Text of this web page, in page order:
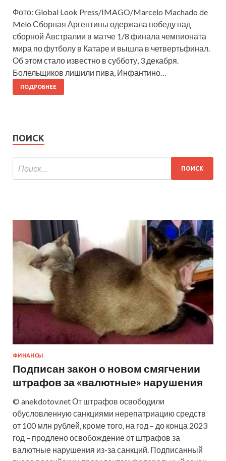
Фото: Global Look Press/IMAGO/Marcelo Machado de
Melo Сборная Аргентины одержала победу над
сборной Австралии в матче 1/8 финала чемпионата
мира по футболу в Катаре и вышла в четвертьфинал.
Об этом стало известно в субботу, 3 декабря.
Болельщиков лишили пива, Инфантино…
ПОДРОБНЕЕ
ПОИСК
ФИНАНСЫ
Подписан закон о новом смягчении
штрафов за «валютные» нарушения
© anekdotov.net От штрафов освободили
обусловленную санкциями нерепатриацию средств
от 100 млн рублей, кроме того, на год – до конца 2023
год – продлено освобождение от штрафов за
валютные нарушения из-за санкций. Подписанный